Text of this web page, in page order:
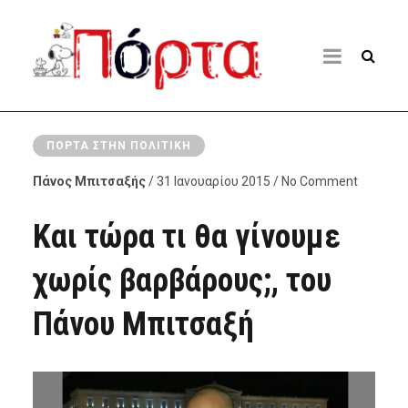
ΠΌΡΤΑ ΣΤΗΝ ΠΟΛΙΤΙΚΉ
Πάνος Μπιτσαξής/ 31 Ιανουαρίου 2015 / No Comment
Και τώρα τι θα γίνουμε
χωρίς βαρβάρους;, του
Πάνου Μπιτσαξή